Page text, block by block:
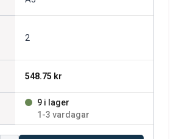
2
548.75 kr
9 i lager
1-3 vardagar